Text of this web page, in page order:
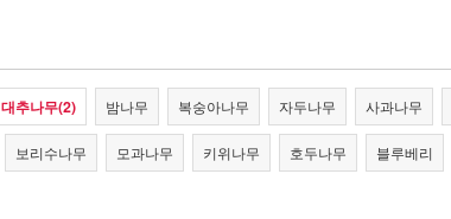
대추나무(2) 밤나무 복숭아나무 자두나무 사과나무
보리수나무 모과나무 키위나무 호두나무 블루베리